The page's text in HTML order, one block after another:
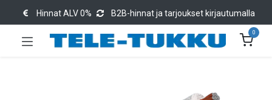
Hinnat ALV 0% B2B-hinnat ja tarjoukset kirjautumalla
0